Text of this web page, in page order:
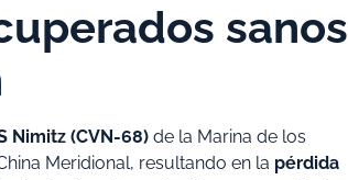
sanos
Nimitz (CVN-68) de la Marina de los
Meridional, resultando en la pérdida